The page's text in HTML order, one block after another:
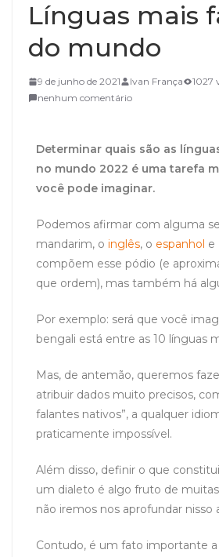
Línguas mais
do mundo
9 de junho de 2021 Ivan França
1027
nenhum comentário
Determinar quais são as
no mundo 2022 é uma tarefa
você pode imaginar.
Podemos afirmar com alguma
mandarim, o inglês, o espanhol e
compõem esse pódio (e
que ordem), mas também há
Por exemplo: será que você
bengali está entre as 10 línguas
Mas, de antemão, queremos
atribuir dados muito precisos,
falantes nativos”, a qualquer
praticamente impossível.
Além disso, definir o que
um dialeto é algo fruto de
não iremos nos aprofundar nisso
Contudo, é um fato importante